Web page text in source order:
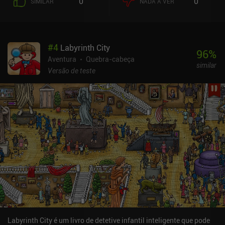
caótica e perseguir o principal culpado - o Park Keeper - que
musicais. Este último introduz a mecânica mais importante do
jogo: resolver problemas tocando música. Acalmar feras
selvagens, distrair inimigos, guiar pássaros e peixes para
música nesse jogo. E, para progredir, precisamos melhorar
constantemente nossos instrumentos existentes e encontrar
novos. De modo geral, gostei da jogabilidade leve e não
desafiadora do jogo, de seu adorável estilo de arte vibrante e das
situações bobas, porém adoráveis, em que nossos personagens se
encontram. Mesmo que você não esteja familiarizado com as
histórias originais, certamente se divertirá com essa aventura.
Snufkin: Melody of the Moominvalley é gratuito, com um único iAP
de US$ 6,99 para desbloquear a história completa.
#4 Labyrinth City
Aventura
Quebra-cabeça
Versão de teste
96%
similar
Labyrinth City é um livro de detetive infantil inteligente que pode